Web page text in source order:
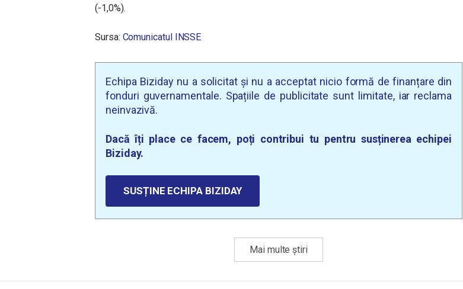
(-1,0%).
Sursa: Comunicatul INSSE
Echipa Biziday nu a solicitat și nu a acceptat nicio formă de finanțare din
fonduri guvernamentale. Spațiile de publicitate sunt limitate, iar reclama
neinvazivă.
Dacă îți place ce facem, poți contribui tu pentru susținerea echipei
Biziday.
SUSȚINE ECHIPA BIZIDAY
Mai multe știri